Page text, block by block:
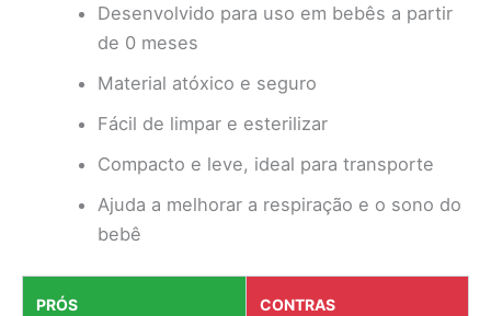
Desenvolvido para uso em bebês a partir
de 0 meses
Material atóxico e seguro
Fácil de limpar e esterilizar
Compacto e leve, ideal para transporte
Ajuda a melhorar a respiração e o sono do
bebê
PRÓS CONTRAS